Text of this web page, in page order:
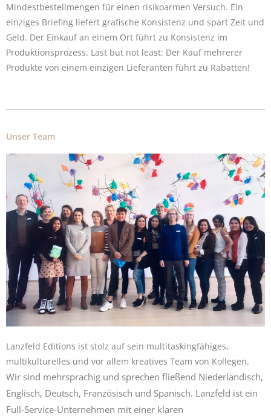
Mindestbestellmengen für einen risikoarmen Versuch. Ein
einziges Briefing liefert grafische Konsistenz und spart Zeit und
Geld. Der Einkauf an einem Ort führt zu Konsistenz im
Produktionsprozess. Last but not least: Der Kauf mehrerer
Produkte von einem einzigen Lieferanten führt zu Rabatten!
Unser Team
Lanzfeld Editions ist stolz auf sein multitaskingfähiges,
multikulturelles und vor allem kreatives Team von Kollegen.
Wir sind mehrsprachig und sprechen fließend Niederländisch,
Englisch, Deutsch, Französisch und Spanisch. Lanzfeld ist ein
Full-Service-Unternehmen mit einer klaren